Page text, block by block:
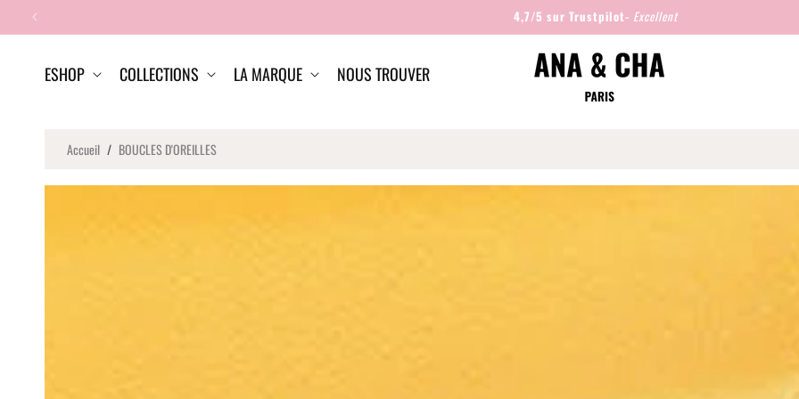
et passer
4,7/5 sur Trustpilot-Excellent
ESHOP COLLECTIONS LA MARQUE NOUS TROUVER
Accueil / BOUCLES D'OREILLES